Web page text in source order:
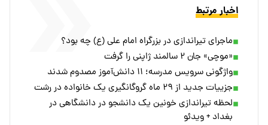
اخبار مرتبط
ماجرای تیراندازی در بزرگراه امام علی (ع) چه بود؟
«موچی» جان ۲ سالمند ژاپنی را گرفت
واژگونی سرویس مدرسه؛ ۱۱ دانش‌آموز مصدوم شدند
جزییات جدید از ۲۹ ماه گروگانگیری یک خانواده در رشت
لحظه تیراندازی خونین یک دانشجو در دانشگاهی در
بغداد + ویدئو